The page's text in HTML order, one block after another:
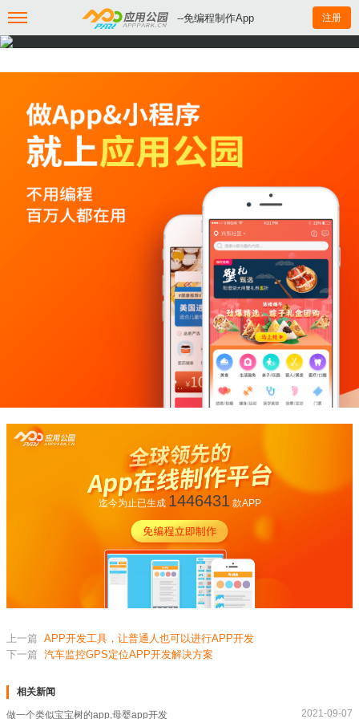
--免编程制作App 注册
迄今为止已生成 1446431款APP
上一篇 APP开发工具，让普通人也可以进行APP开发
下一篇 汽车监控GPS定位APP开发解决方案
相关新闻
做一个类似宝宝树的app,母婴app开发 2021-09-07